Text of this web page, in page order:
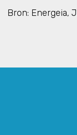
Bron: Energeia,